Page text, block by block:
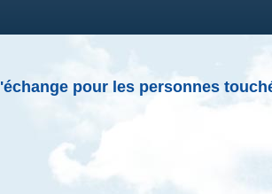
pour les personnes